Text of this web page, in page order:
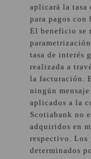
aplicará la tasa
para pagos
El beneficio se
tasa de interés
realizada a
la facturación.
ningún
aplicados a la
Scotiabank no
adquiridos en
respectivo. Los
determinados